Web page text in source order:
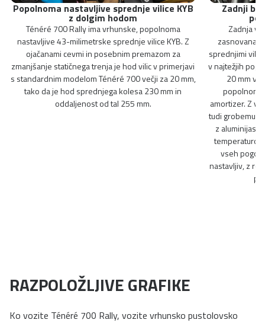
Popolnoma nastavljive sprednje vilice KYB
z dolgim hodom
Ténéré 700 Rally ima vrhunske, popolnoma
nastavljive 43-milimetrske sprednje vilice KYB. Z
ojačanami cevmi in posebnim premazom za
zmanjšanje statičnega trenja je hod vilic v primerjavi
s standardnim modelom Ténéré 700 večji za 20 mm,
tako da je hod sprednjega kolesa 230 mm in
oddaljenost od tal 255 mm.
Zadnji
Zadnja
zasnovana
sprednjimi
v najtežjih
20 mm
amortizer. Z
tudi grobemu
z
temperaturo
vseh
nastavljiv, z
RAZPOLOŽLJIVE GRAFIKE
Ko vozite Ténéré 700 Rally, vozite vrhunsko pustolovsko